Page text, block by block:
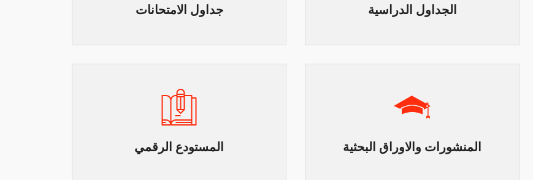
جداول الامتحانات
المستودع الرقمي
الجداول الدراسية
المنشورات والاوراق البحثية